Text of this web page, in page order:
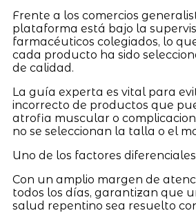
Frente a los comercios
plataforma está bajo la
farmacéuticos colegiados, lo
cada producto ha sido
de calidad.
La guía experta es vital para
incorrecto de productos que
atrofia muscular o
no se seleccionan la talla o el
Uno de los factores
Con un amplio margen de
todos los días, garantizan que
salud repentino sea resuelto